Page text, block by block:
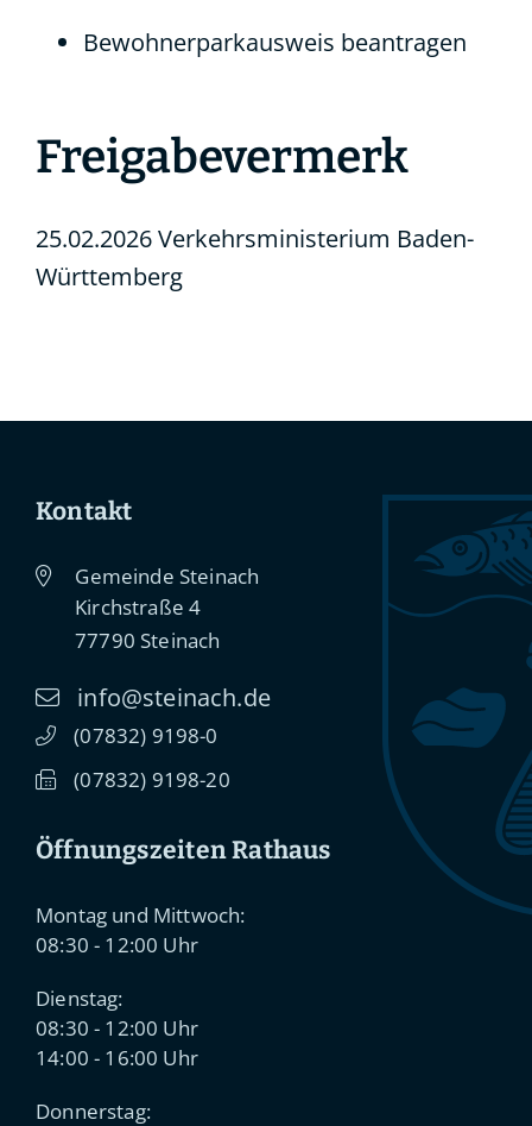
Bewohnerparkausweis beantragen
Freigabevermerk
25.02.2026 Verkehrsministerium Baden-
Württemberg
Kontakt
Gemeinde Steinach
Kirchstraße 4
77790 Steinach
info@steinach.de
(07832) 91 98-0
(07832) 91 98-20
Öffnungszeiten Rathaus
Montag und Mittwoch:
08:30 - 12:00 Uhr
Dienstag:
08:30 - 12:00 Uhr
14:00 - 16:00 Uhr
Donnerstag: